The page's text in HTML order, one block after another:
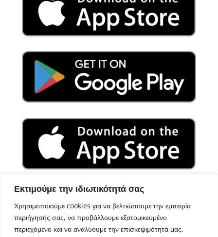
Εκτιμούμε την ιδιωτικότητά σας
Χρησιμοποιούμε cookies για να βελτιώσουμε την εμπειρία
περιήγησής σας, να προβάλλουμε εξατομικευμένο
περιεχόμενο και να αναλύουμε την επισκεψιμότητά μας.